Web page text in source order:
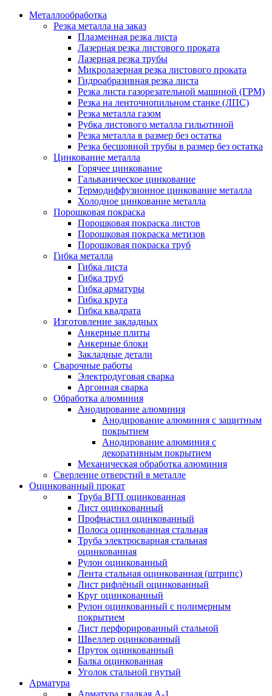
Металлообработка
Резка металла на заказ
Плазменная резка листа
Лазерная резка листового проката
Лазерная резка трубы
Микролазерная резка листового проката
Гидроабразивная резка листа
Резка листа газорезательной машиной (ГРМ)
Резка на ленточнопильном станке (ЛПС)
Резка металла газом
Рубка листового металла гильотиной
Резка металла в размер без остатка
Резка бесшовной трубы в размер без остатка
Цинкование металла
Горячее цинкование
Гальваническое цинкование
Термодиффузионное цинкование металла
Холодное цинкование металла
Порошковая покраска
Порошковая покраска листов
Порошковая покраска метизов
Порошковая покраска труб
Гибка металла
Гибка листа
Гибка труб
Гибка арматуры
Гибка круга
Гибка квадрата
Изготовление закладных
Анкерные плиты
Анкерные блоки
Закладные детали
Сварочные работы
Электродуговая сварка
Аргонная сварка
Обработка алюминия
Анодирование алюминия
Анодирование алюминия с защитным
покрытием
Анодирование алюминия с
декоративным покрытием
Механическая обработка алюминия
Сверление отверстий в металле
Оцинкованный прокат
Труба ВГП оцинкованная
Лист оцинкованный
Профнастил оцинкованный
Полоса оцинкованная стальная
Труба электросварная стальная
оцинкованная
Рулон оцинкованный
Лента стальная оцинкованная (штрипс)
Лист рифлёный оцинкованный
Круг оцинкованный
Рулон оцинкованный с полимерным
покрытием
Лист перфорированный стальной
Швеллер оцинкованный
Пруток оцинкованный
Балка оцинкованная
Уголок стальной гнутый
Арматура
Арматура гладкая А-1